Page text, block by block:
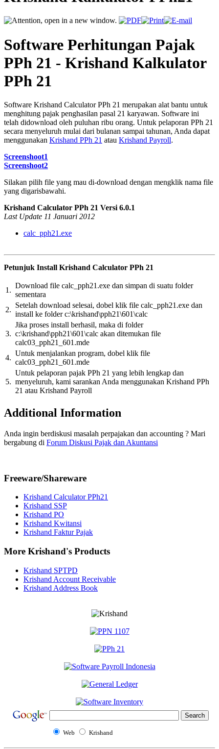
Software Perhitungan Pajak
PPh 21 - Krishand Kalkulator
PPh 21
Software Krishand Calculator PPh 21 merupakan alat bantu untuk
menghitung pajak penghasilan pasal 21 karyawan. Software ini
telah didownload oleh puluhan ribu orang. Untuk pelaporan PPh 21
secara menyeluruh mulai dari bulanan sampai tahunan, Anda dapat
menggunakan Krishand PPh 21 atau Krishand Payroll.
Screenshoot1
Screenshoot2
Silakan pilih file yang mau di-download dengan mengklik nama file
yang digarisbawahi.
Krishand Calculator PPh 21 Versi 6.0.1
Last Update 11 Januari 2012
calc_pph21.exe
Petunjuk Install Krishand Calculator PPh 21
1.
Download file calc_pph21.exe dan simpan di suatu folder
sementara
2.
Setelah download selesai, dobel klik file calc_pph21.exe dan
install ke folder c:\krishand\pph21\601\calc
3.
Jika proses install berhasil, maka di folder
c:\krishand\pph21\601\calc akan ditemukan file
calc03_pph21_601.mde
4.
Untuk menjalankan program, dobel klik file
calc03_pph21_601.mde
5.
Untuk pelaporan pajak PPh 21 yang lebih lengkap dan
menyeluruh, kami sarankan Anda menggunakan Krishand PPh
21 atau Krishand Payroll
Additional Information
Anda ingin berdiskusi masalah perpajakan dan accounting ? Mari
bergabung di Forum Diskusi Pajak dan Akuntansi
Freeware/Shareware
Krishand Calculator PPh21
Krishand SSP
Krishand PO
Krishand Kwitansi
Krishand Faktur Pajak
More Krishand's Products
Krishand SPTPD
Krishand Account Receivable
Krishand Address Book
Web Krishand